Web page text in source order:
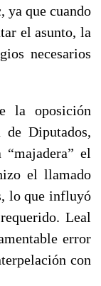
que cuando
el asunto, la
necesarios
la oposición
Diputados,
el
el llamado
lo que influyó
Leal
error
con